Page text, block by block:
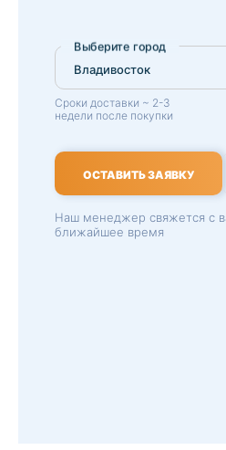
Выберите город
Сроки доставки ~ 2-3
недели после покупки
ОСТАВИТЬ ЗАЯВКУ
Наш менеджер свяжется с
ближайшее время